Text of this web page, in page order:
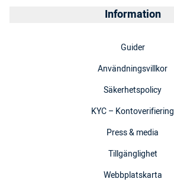
Information
Guider
Användningsvillkor
Säkerhetspolicy
KYC – Kontoverifiering
Press & media
Tillgänglighet
Webbplatskarta